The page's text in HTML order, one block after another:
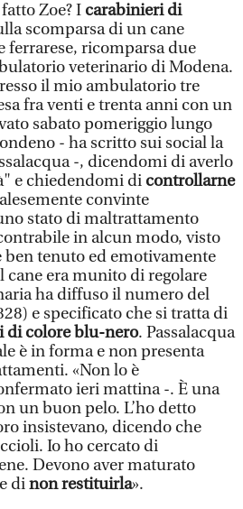
Zoe? I carabinieri di
scomparsa di un cane
ferrarese, ricomparsa due
veterinario di Modena.
il mio ambulatorio tre
fra venti e trenta anni con un
sabato pomeriggio lungo
- ha scritto sui social la
-, dicendomi di averlo
e chiedendomi di controllarne
convinte
stato di maltrattamento
in alcun modo, visto
ben tenuto ed emotivamente
cane era munito di regolare
ha diffuso il numero del
e specificato che si tratta di
di colore blu-nero. Passalacqua
è in forma e non presenta
«Non lo è
ieri mattina -. È una
un buon pelo. L’ho detto
insistevano, dicendo che
Io ho cercato di
Devono aver maturato
dinon restituirla».